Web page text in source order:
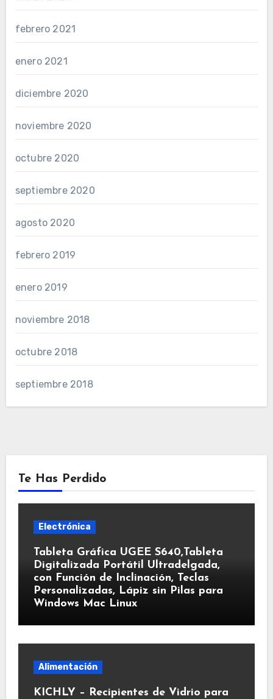
febrero 2021
enero 2021
diciembre 2020
noviembre 2020
octubre 2020
septiembre 2020
agosto 2020
febrero 2019
enero 2019
noviembre 2018
octubre 2018
septiembre 2018
Te Has Perdido
Electrónica
Tableta Gráfica UGEE S640,Tableta
Digitalizada Portátil Ultradelgada,
con Función de Inclinación, Teclas
Personalizadas, Lápiz sin Pilas para
Windows Mac Linux
Alimentación
KICHLY – Recipientes de Vidrio para